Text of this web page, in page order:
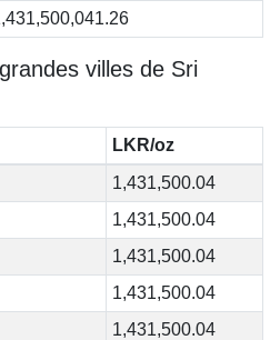
villes de Sri
LKR/oz
1,431,500.04
1,431,500.04
1,431,500.04
1,431,500.04
1,431,500.04